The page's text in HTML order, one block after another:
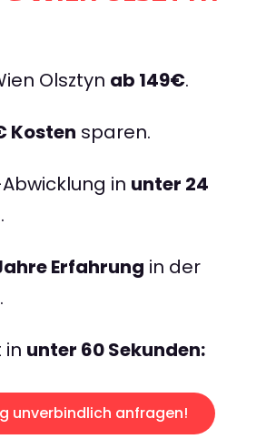
Olsztyn ab 149€.
Kosten sparen.
in unter 24
.
Erfahrung in der
in unter 60 Sekunden:
unverbindlich anfragen!